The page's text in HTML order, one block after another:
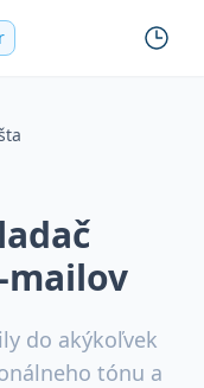
mailov
do akýkoľvek
tónu a